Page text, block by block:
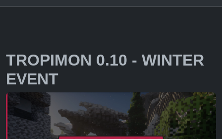
TROPIMON 0.10 - WINTER
EVENT